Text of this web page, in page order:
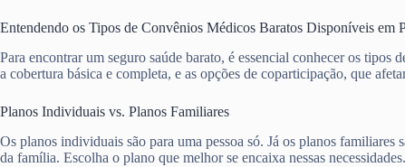
Entendendo os Tipos de Convênios Médicos Baratos Disponíveis em
Para encontrar um seguro saúde barato, é essencial conhecer os
a cobertura básica e completa, e as opções de coparticipação, que
Planos Individuais vs. Planos Familiares
Os planos individuais são para uma pessoa só. Já os planos
da família. Escolha o plano que melhor se encaixa nessas necessidades.